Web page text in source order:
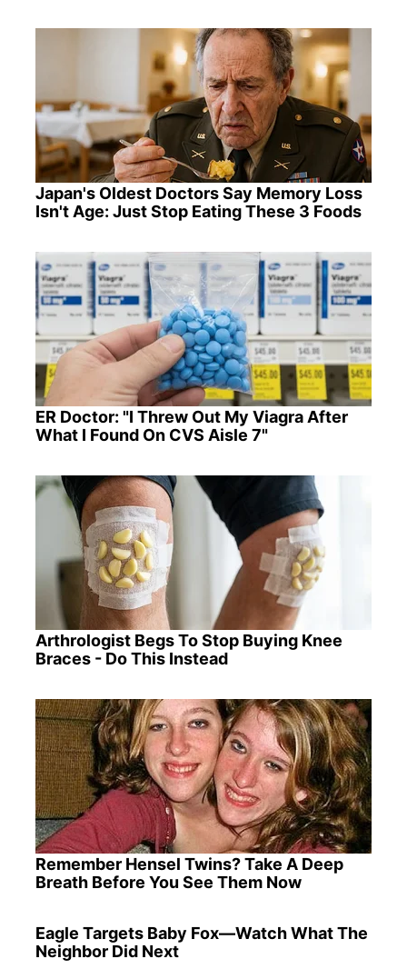
Japan's Oldest Doctors Say Memory Loss
Isn't Age: Just Stop Eating These 3 Foods
ER Doctor: "I Threw Out My Viagra After
What I Found On CVS Aisle 7"
Arthrologist Begs To Stop Buying Knee
Braces - Do This Instead
Remember Hensel Twins? Take A Deep
Breath Before You See Them Now
Eagle Targets Baby Fox—Watch What The
Neighbor Did Next